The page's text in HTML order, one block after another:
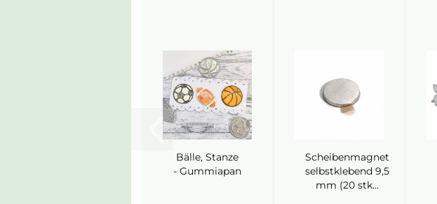
Bälle, Stanze
- Gummiapan
Scheibenmagnet
selbstklebend 9,5
mm (20 stk...